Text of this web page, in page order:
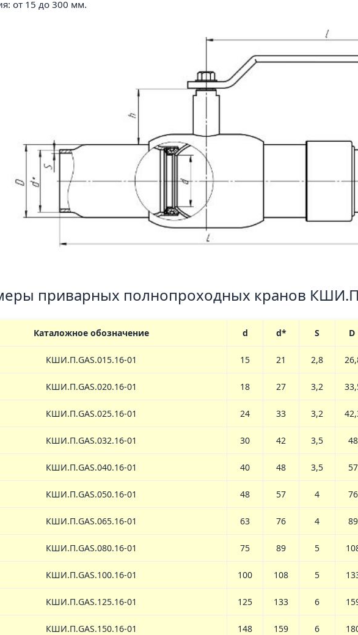
от 15 до 300 мм.
приварных полнопроходных кранов
Каталожное обозначение d d* S D
КШИ.П.GAS.015.16-01 15 21 2,8
КШИ.П.GAS.020.16-01 18 27 3,2
КШИ.П.GAS.025.16-01 24 33 3,2
КШИ.П.GAS.032.16-01 30 42 3,5 48
КШИ.П.GAS.040.16-01 40 48 3,5 57
КШИ.П.GAS.050.16-01 48 57 4 76
КШИ.П.GAS.065.16-01 63 76 4 89
КШИ.П.GAS.080.16-01 75 89 5
КШИ.П.GAS.100.16-01 100 108 5
КШИ.П.GAS.125.16-01 125 133 6
КШИ.П.GAS.150.16-01 148 159 6